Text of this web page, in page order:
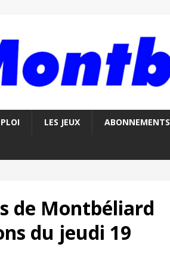
LES JEUX ABONNEMENTS
de Montbéliard
du jeudi 19